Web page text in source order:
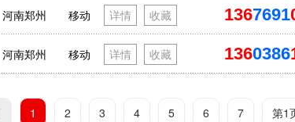
河南郑州 移动 详情 收藏 1367691
河南郑州 移动 详情 收藏 1360386
1 2 3 4 5 6 7 第1